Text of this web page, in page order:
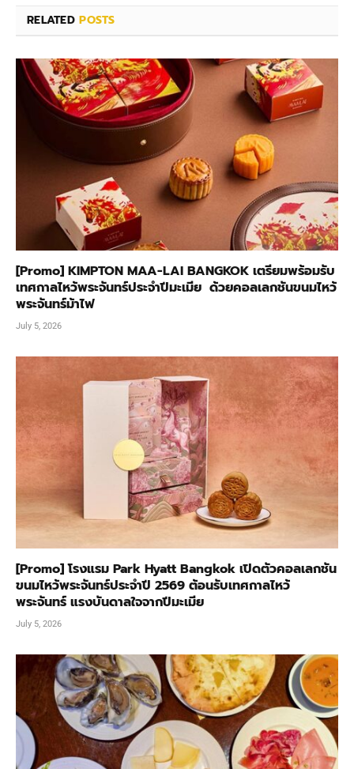
RELATEDPOSTS
[Promo] KIMPTON MAA-LAI BANGKOK เตรียมพร้อมรับ
เทศกาลไหว้พระจันทร์ประจำปีมะเมีย ด้วยคอลเลกชันขนมไหว้
พระจันทร์ม้าไฟ
July 5, 2026
[Promo] โรงแรม Park Hyatt Bangkok เปิดตัวคอลเลกชัน
ขนมไหว้พระจันทร์ประจำปี 2569 ต้อนรับเทศกาลไหว้
พระจันทร์ แรงบันดาลใจจากปีมะเมีย
July 5, 2026